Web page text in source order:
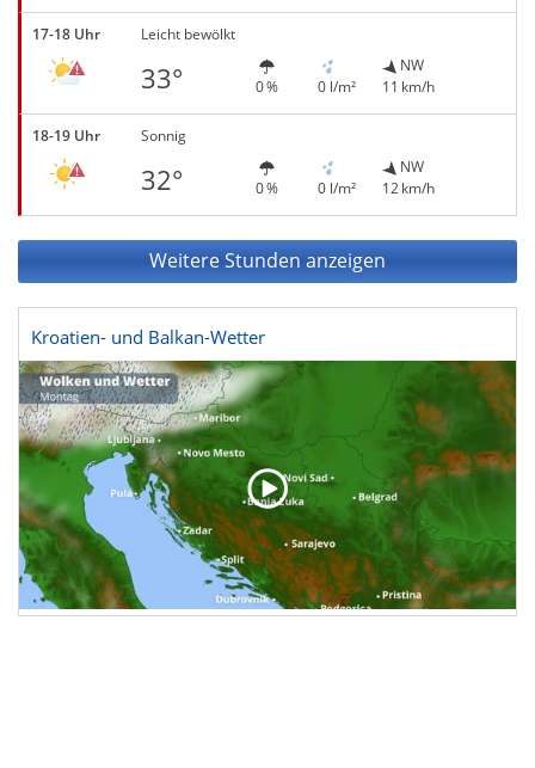
17-18 Uhr Leicht bewölkt
33° 0 % 0 l/m²
NW
11 km/h
18-19 Uhr Sonnig
32° 0 % 0 l/m²
NW
12 km/h
Weitere Stunden anzeigen
Kroatien- und Balkan-Wetter